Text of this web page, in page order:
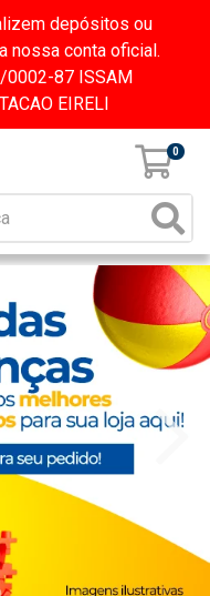
depósitos ou
nossa conta oficial.
0002-87 ISSAM
EIRELI
0